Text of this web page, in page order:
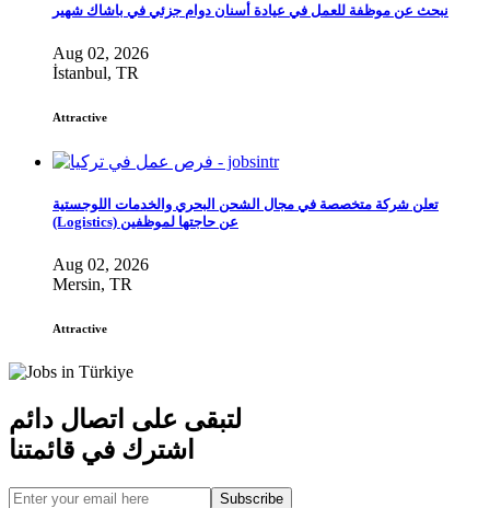
نبحث عن موظفة للعمل في عيادة أسنان دوام جزئي في باشاك شهير
Aug 02, 2026
İstanbul, TR
Attractive
تعلن شركة متخصصة في مجال الشحن البحري والخدمات اللوجستية
(Logistics) عن حاجتها لموظفين
Aug 02, 2026
Mersin, TR
Attractive
لتبقى على اتصال دائم
اشترك في قائمتنا
Subscribe